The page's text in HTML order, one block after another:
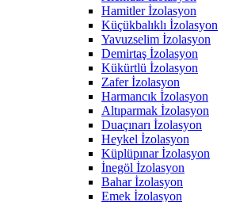
Hamitler İzolasyon
Küçükbalıklı İzolasyon
Yavuzselim İzolasyon
Demirtaş İzolasyon
Kükürtlü İzolasyon
Zafer İzolasyon
Harmancık İzolasyon
Altıparmak İzolasyon
Duaçınarı İzolasyon
Heykel İzolasyon
Küplüpınar İzolasyon
İnegöl İzolasyon
Bahar İzolasyon
Emek İzolasyon